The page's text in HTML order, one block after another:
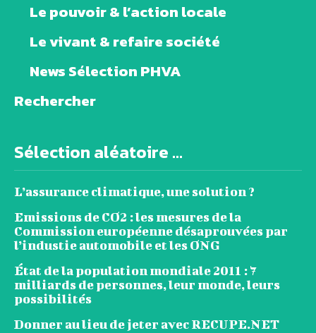
Le pouvoir & l’action locale
Le vivant & refaire société
News Sélection PHVA
Rechercher
Sélection aléatoire ...
L’assurance climatique, une solution ?
Emissions de CO2 : les mesures de la
Commission européenne désaprouvées par
l’industie automobile et les ONG
État de la population mondiale 2011 : 7
milliards de personnes, leur monde, leurs
possibilités
Donner au lieu de jeter avec RECUPE.NET